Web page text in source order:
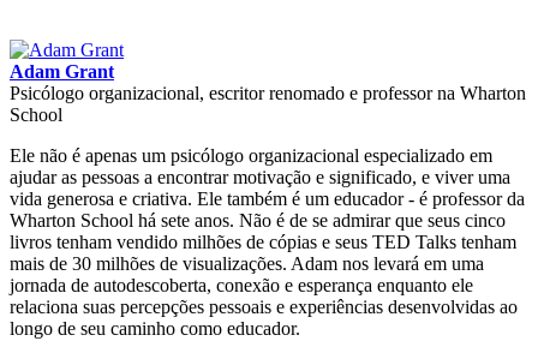
Adam Grant
Psicólogo organizacional, escritor renomado e professor na Wharton
School
Ele não é apenas um psicólogo organizacional especializado em
ajudar as pessoas a encontrar motivação e significado, e viver uma
vida generosa e criativa. Ele também é um educador - é professor da
Wharton School há sete anos. Não é de se admirar que seus cinco
livros tenham vendido milhões de cópias e seus TED Talks tenham
mais de 30 milhões de visualizações. Adam nos levará em uma
jornada de autodescoberta, conexão e esperança enquanto ele
relaciona suas percepções pessoais e experiências desenvolvidas ao
longo de seu caminho como educador.